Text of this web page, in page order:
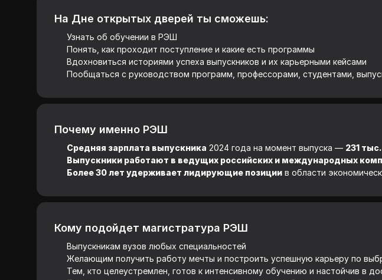
На Дне открытых дверей ты сможешь:
Узнать об обучении в РЭШ
Понять, как проходит поступление и какие есть программы
Вдохновиться историями успеха выпускников и их карьерными кейсами
Пообщаться с руководством программ, профессорами, студентами,
Почему именно РЭШ
Средняя зарплата выпускника 2024 года на момент выпуска — 231
Выпускники работают в ведущих российских и международных
Более 30 лет удерживает лидирующие позиции в области
Кому подойдет магистратура РЭШ
Выпускникам вузов любых специальностей
Желающим получить работу мечты и построить успешную карьеру по
Тем, кто целеустремлен, готов к интенсивному обучению и настойчив в